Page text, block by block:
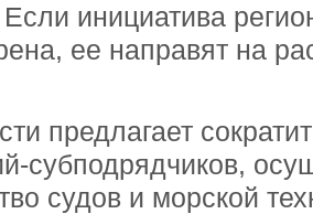
инициатива
ее направят на
предлагает
субподрядчиков,
судов и морской